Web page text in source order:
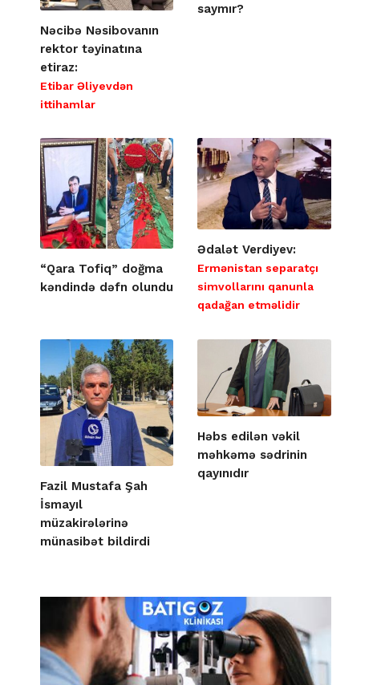
Nəcibə Nəsibovanın
rektor təyinatına
etiraz:
Etibar Əliyevdən
ittihamlar
saymır?
“Qara Tofiq” doğma
kəndində dəfn olundu
Ədalət Verdiyev:
Ermənistan separatçı
simvollarını qanunla
qadağan etməlidir
Fazil Mustafa Şah
İsmayıl
müzakirələrinə
münasibət bildirdi
Həbs edilən vəkil
məhkəmə sədrinin
qayınıdır